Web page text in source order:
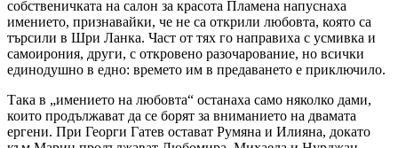
собственичката на салон за красота Пламена напуснаха
имението, признавайки, че не са открили любовта, която са
търсили в Шри Ланка. Част от тях го направиха с усмивка и
самоирония, други, с откровено разочарование, но всички
единодушно в едно: времето им в предаването е приключило.
Така в „имението на любовта“ останаха само няколко дами,
които продължават да се борят за вниманието на двамата
ергени. При Георги Гатев остават Румяна и Илияна, докато